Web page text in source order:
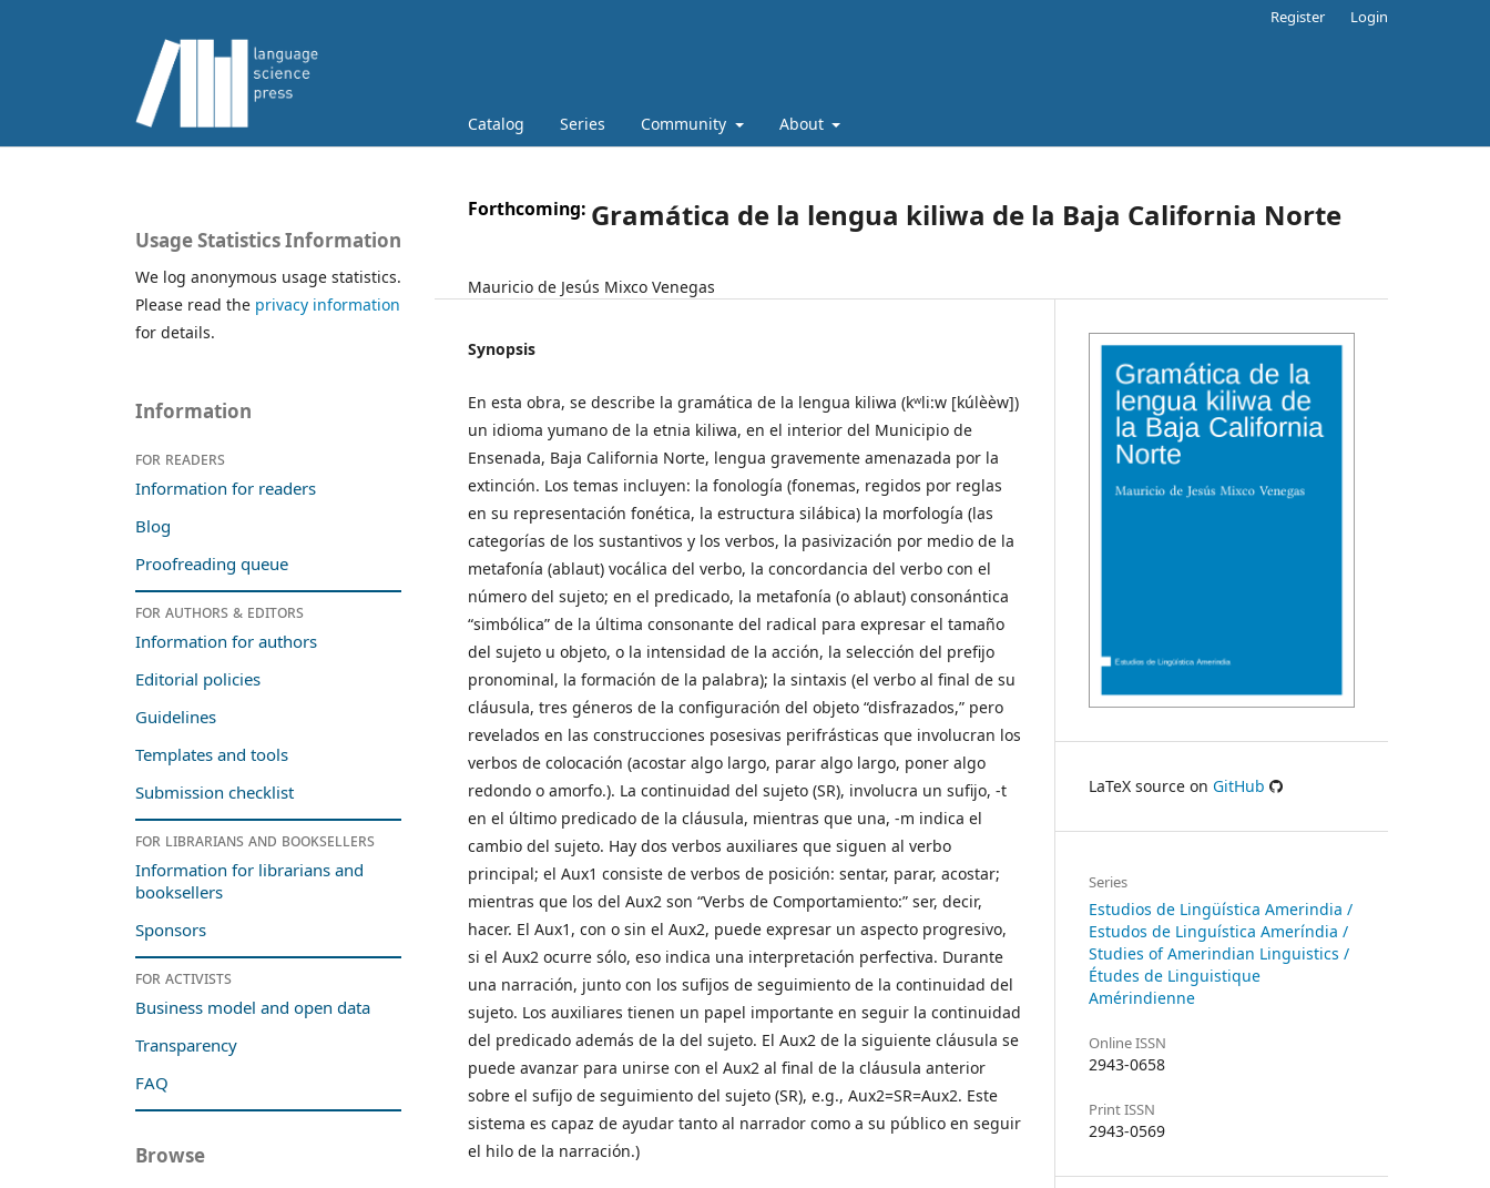
Catalog Series Community About
Register Login
Forthcoming: Gramática de la lengua kiliwa de la Baja California Norte
Mauricio de Jesús Mixco Venegas
Synopsis
En esta obra, se describe la gramática de la lengua kiliwa (kʷli:w [kúlèèw])
un idioma yumano de la etnia kiliwa, en el interior del Municipio de
Ensenada, Baja California Norte, lengua gravemente amenazada por la
extinción. Los temas incluyen: la fonología (fonemas, regidos por reglas
en su representación fonética, la estructura silábica) la morfología (las
categorías de los sustantivos y los verbos, la pasivización por medio de la
metafonía (ablaut) vocálica del verbo, la concordancia del verbo con el
número del sujeto; en el predicado, la metafonía (o ablaut) consonántica
“simbólica” de la última consonante del radical para expresar el tamaño
del sujeto u objeto, o la intensidad de la acción, la selección del prefijo
pronominal, la formación de la palabra); la sintaxis (el verbo al final de su
cláusula, tres géneros de la configuración del objeto “disfrazados,” pero
revelados en las construcciones posesivas perifrásticas que involucran los
verbos de colocación (acostar algo largo, parar algo largo, poner algo
redondo o amorfo.). La continuidad del sujeto (SR), involucra un sufijo, -t
en el último predicado de la cláusula, mientras que una, -m indica el
cambio del sujeto. Hay dos verbos auxiliares que siguen al verbo
principal; el Aux1 consiste de verbos de posición: sentar, parar, acostar;
mientras que los del Aux2 son “Verbs de Comportamiento:” ser, decir,
hacer. El Aux1, con o sin el Aux2, puede expresar un aspecto progresivo,
si el Aux2 ocurre sólo, eso indica una interpretación perfectiva. Durante
una narración, junto con los sufijos de seguimiento de la continuidad del
sujeto. Los auxiliares tienen un papel importante en seguir la continuidad
del predicado además de la del sujeto. El Aux2 de la siguiente cláusula se
puede avanzar para unirse con el Aux2 al final de la cláusula anterior
sobre el sufijo de seguimiento del sujeto (SR), e.g., Aux2=SR=Aux2. Este
sistema es capaz de ayudar tanto al narrador como a su público en seguir
el hilo de la narración.)
LaTeX source on GitHub
Series
Estudios de Lingüística Amerindia /
Estudos de Linguística Ameríndia /
Studies of Amerindian Linguistics /
Études de Linguistique
Amérindienne
Online ISSN
2943-0658
Print ISSN
2943-0569
Usage Statistics Information
We log anonymous usage statistics.
Please read the privacy information
for details.
Information
For readers
Information for readers
Blog
Proofreading queue
For authors & editors
Information for authors
Editorial policies
Guidelines
Templates and tools
Submission checklist
For librarians and booksellers
Information for librarians and
booksellers
Sponsors
For activists
Business model and open data
Transparency
FAQ
Browse